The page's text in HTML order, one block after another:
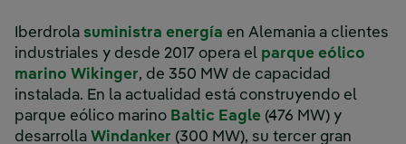
Iberdrola suministra energía Enlace externo, se abre
en Alemania a clientes
industriales y desde 2017 opera el parque eólico
marino WikingerEnlace externo, se abre en ventana
, de 350 MW de capacidad
instalada. En la actualidad está construyendo el
parque eólico marino Baltic EagleEnlace externo, se
(476 MW) y
desarrolla Windanker Enlace externo, se abre en
(300 MW), su tercer gran